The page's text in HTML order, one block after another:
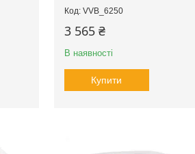
VVB_6250
3 565 ₴
В наявності
Купити